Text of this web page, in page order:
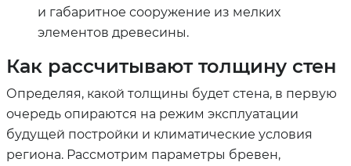
и габаритное сооружение из мелких
элементов древесины.
Как рассчитывают толщину стен
Определяя, какой толщины будет стена, в первую
очередь опираются на режим эксплуатации
будущей постройки и климатические условия
региона. Рассмотрим параметры бревен,